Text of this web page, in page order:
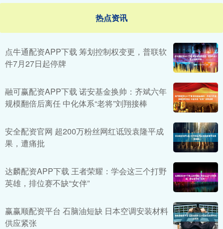
热点资讯
点牛通配资APP下载 筹划控制权变更，普联软
件7月27日起停牌
融可赢配资APP下载 诺安基金换帅：齐斌六年
规模翻倍后离任 中化体系“老将”刘翔接棒
安全配资官网 超200万粉丝网红诋毁袁隆平成
果，遭痛批
达麟配资APP下载 王者荣耀：学会这三个打野
英雄，排位赛不缺“女伴”
赢赢顺配资平台 石脑油短缺 日本空调安装材料
供应紧张